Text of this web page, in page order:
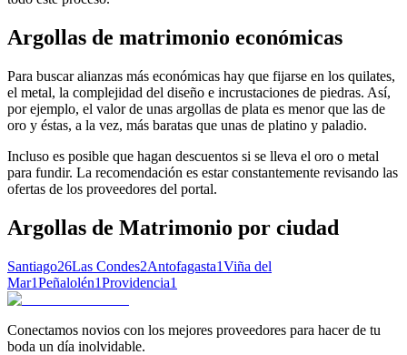
Argollas de matrimonio económicas
Para buscar alianzas más económicas hay que fijarse en los quilates,
el metal, la complejidad del diseño e incrustaciones de piedras. Así,
por ejemplo, el valor de unas argollas de plata es menor que las de
oro y éstas, a la vez, más baratas que unas de platino y paladio.
Incluso es posible que hagan descuentos si se lleva el oro o metal
para fundir. La recomendación es estar constantemente revisando las
ofertas de los proveedores del portal.
Argollas de Matrimonio por ciudad
Santiago26Las Condes2Antofagasta1Viña del
Mar1Peñalolén1Providencia1
Conectamos novios con los mejores proveedores para hacer de tu
boda un día inolvidable.